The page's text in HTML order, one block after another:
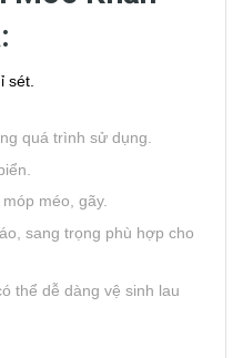
sét.
quá trình sử dụng.
méo, gãy.
sang trọng phù hợp cho
thể dễ dàng vệ sinh lau